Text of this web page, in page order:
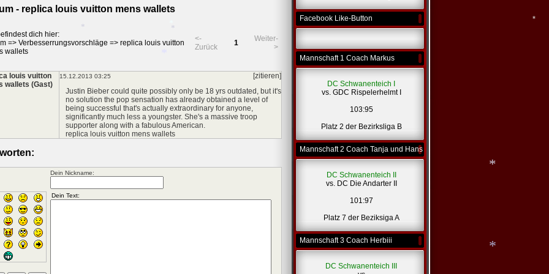
- replica louis vuitton mens wallets
dich hier:
=> Verbesserrungsvorschläge => replica louis vuitton
wallets
<-
Zurück
1
Weiter-
>
louis vuitton
wallets (Gast)
15.12.2013 03:25
[zitieren]
Justin Bieber could quite possibly only be 18 yrs outdated, but it's
no solution the pop sensation has already obtained a level of
being successful that's actually extraordinary for anyone,
significantly much less a youngster. She's a massive troop
supporter along with a fabulous American.
replica louis vuitton mens wallets
Dein Nickname:
Facebook Like-Button
Mannschaft 1 Coach Markus
DC Schwanenteich I
vs. GDC Rispelerhelmt I
103:95
Platz 2 der Bezirksliga B
Mannschaft 2 Coach Tanja und Hans
DC Schwanenteich II
vs. DC Die Andarter II
101:97
Platz 7 der Beziksiga A
Mannschaft 3 Coach Herbiii
DC Schwanenteich III
*
*
*
*